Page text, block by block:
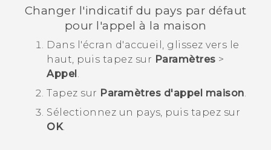
Changer l'indicatif du pays par défaut
pour l'appel à la maison
Dans l'écran d'accueil , glissez vers le
haut, puis tapez sur Paramètres >
Appel.
Tapez sur Paramètres d'appel maison.
Sélectionnez un pays, puis tapez sur
OK.